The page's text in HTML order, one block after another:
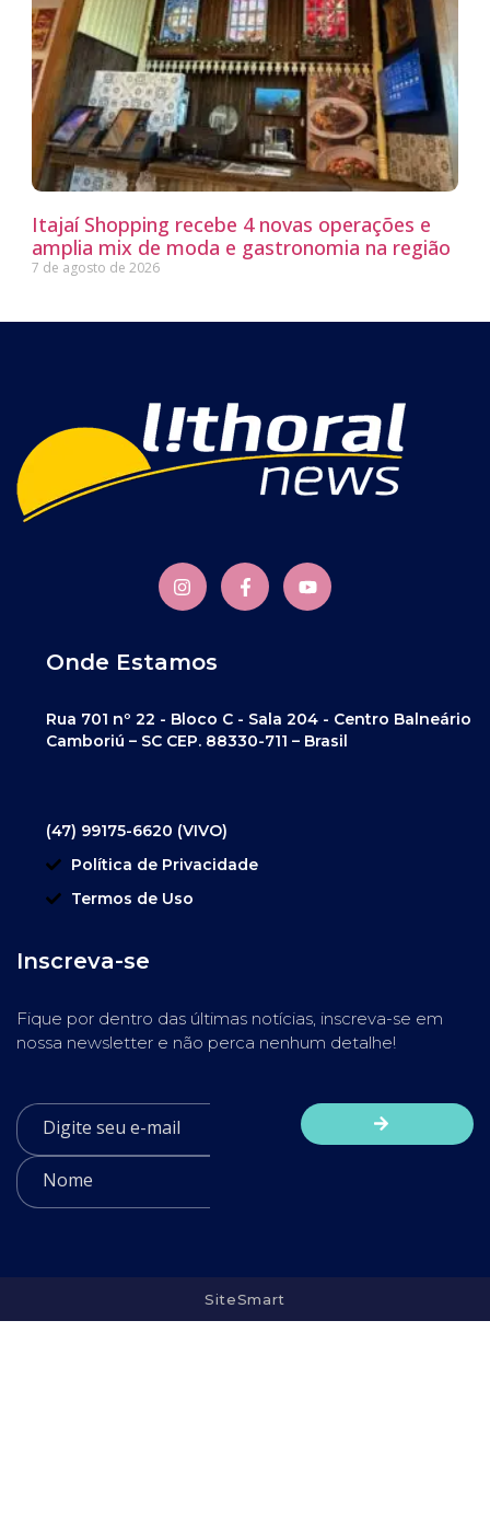
Itajaí Shopping recebe 4 novas operações e
amplia mix de moda e gastronomia na região
7 de agosto de 2026
Onde Estamos
Rua 701 nº 22 - Bloco C - Sala 204 - Centro Balneário
Camboriú – SC CEP. 88330-711 – Brasil
(47) 99175-6620 (VIVO)
Política de Privacidade
Termos de Uso
Inscreva-se
Fique por dentro das últimas notícias, inscreva-se em
nossa newsletter e não perca nenhum detalhe!
SiteSmart